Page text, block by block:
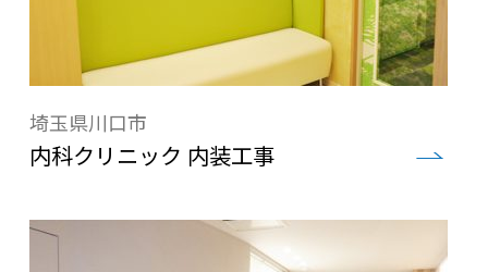
埼玉県川口市
内科クリニック 内装工事